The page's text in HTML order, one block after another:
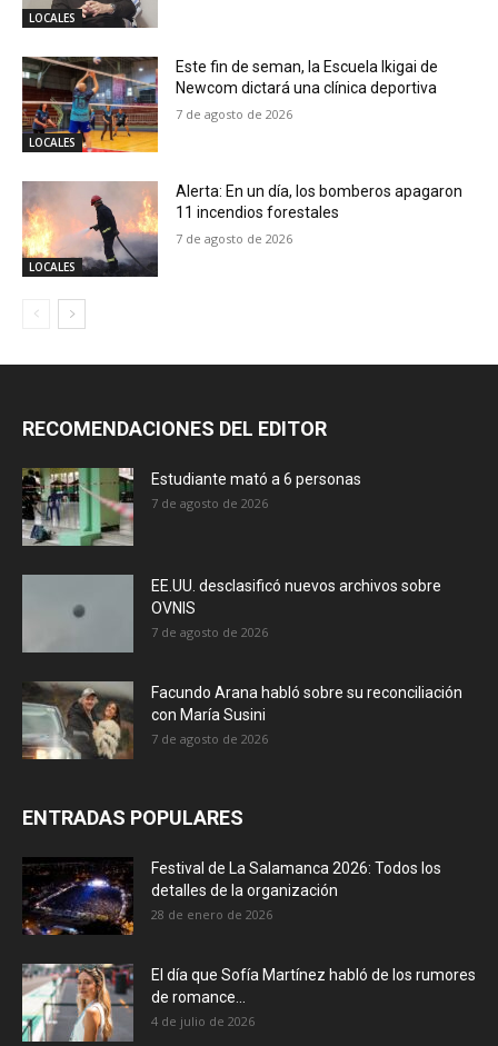
LOCALES
LOCALES
Este fin de seman, la Escuela Ikigai de
Newcom dictará una clínica deportiva
7 de agosto de 2026
LOCALES
Alerta: En un día, los bomberos apagaron
11 incendios forestales
7 de agosto de 2026
RECOMENDACIONES DEL EDITOR
Estudiante mató a 6 personas
7 de agosto de 2026
EE.UU. desclasificó nuevos archivos sobre
OVNIS
7 de agosto de 2026
Facundo Arana habló sobre su reconciliación
con María Susini
7 de agosto de 2026
ENTRADAS POPULARES
Festival de La Salamanca 2026: Todos los
detalles de la organización
28 de enero de 2026
El día que Sofía Martínez habló de los rumores
de romance...
4 de julio de 2026